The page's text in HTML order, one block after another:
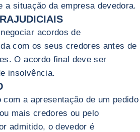
a situação da empresa devedora.
acordos de
com os seus credores antes de
O acordo final deve ser
insolvência.
a apresentação de um pedido
mais credores ou pelo
admitido, o devedor é